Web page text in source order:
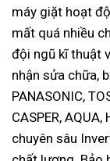
máy giặt hoạt
mất quá nhiều
đội ngũ kĩ thuật
nhận sửa chữa,
PANASONIC,
CASPER,
chuyên sâu